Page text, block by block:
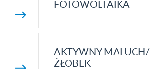
FOTOWOLTAIKA
AKTYWNY MALUCH/
ŻŁOBEK